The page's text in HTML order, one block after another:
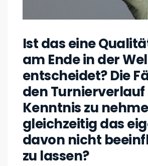
Ist das eine
am Ende in der
entscheidet? Die
den Turnierverlauf
Kenntnis zu
gleichzeitig das
davon nicht
zu lassen?